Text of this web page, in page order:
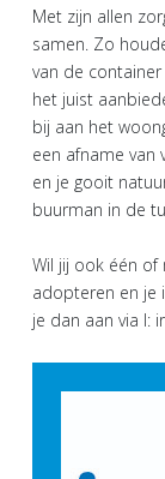
Met zijn allen
samen. Zo
van de
het juist
bij aan het
een afname van
en je gooit
buurman in de
Wil jij ook één
adopteren en je
je dan aan via I: